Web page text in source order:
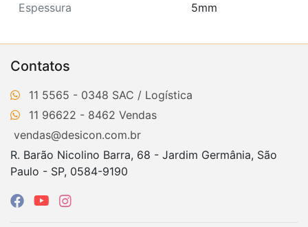
Espessura 5mm
Contatos
11 5565 - 0348
11 96622 - 8462
vendas@desicon.com.br
R. Barão Nicolino Barra, 68 - Jardim Germânia, São
Paulo - SP, 0584-9190